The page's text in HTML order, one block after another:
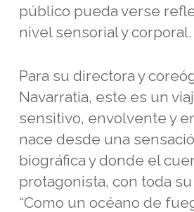
público pueda verse
nivel sensorial y corporal.
Para su directora y
Navarratia, este es un
sensitivo, envolvente y
nace desde una
biográfica y donde el
protagonista, con toda su
“Como un océano de